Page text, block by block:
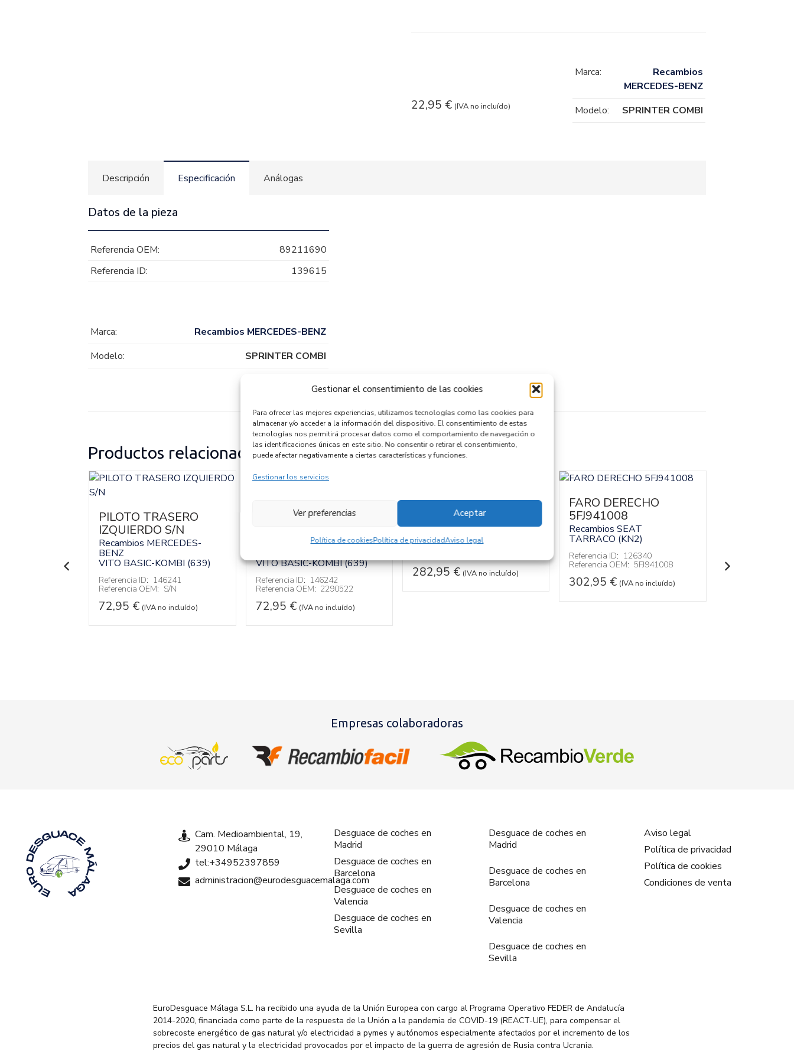
Gestionar el consentimiento de las cookies
Para ofrecer las mejores experiencias, utilizamos tecnologías como las cookies para
almacenar y/o acceder a la información del dispositivo. El consentimiento de estas
tecnologías nos permitirá procesar datos como el comportamiento de navegación o
las identificaciones únicas en este sitio. No consentir o retirar el consentimiento,
puede afectar negativamente a ciertas características y funciones.
Gestionar los servicios
Aceptar
Ver preferencias
Política de cookiesPolítica de privacidadAviso legal
22,95 € (IVA no incluído)
Marca:
Recambios
MERCEDES-BENZ
Modelo:
SPRINTER COMBI
Descripción Especificación Análogas
Datos de la pieza
Referencia OEM:
89211690
Referencia ID:
139615
Marca:
Recambios MERCEDES-BENZ
Modelo:
SPRINTER COMBI
Productos relacionados
PILOTO TRASERO
IZQUIERDO S/N
Recambios MERCEDES-
BENZ
VITO BASIC-KOMBI (639)
Referencia ID: 146241
Referencia OEM: S/N
72,95 € (IVA no incluído)
PILOTO TRASERO
Recambios MERCEDES-
VITO BASIC-KOMBI (639)
Referencia ID: 146242
Referencia OEM: 2290522
72,95 € (IVA no incluído)
FARO IZQUIERDO
39162653
Recambios OPELCORSA F
Referencia ID: 126339
282,95€ (IVA no incluído)
FARO DERECHO
5FJ941008
Recambios SEAT
TARRACO (KN2)
Referencia ID: 126340
Referencia OEM: 5FJ941008
302,95 € (IVA no incluído)
Empresas colaboradoras
Cam. Medioambiental, 19,
29010 Málaga
tel:+34952397859
administracion@eurodesguacemalaga.com
Desguace de coches en
Madrid
Desguace de coches en
Barcelona
Desguace de coches en
Valencia
Desguace de coches en
Sevilla
Desguace de coches en
Madrid
Desguace de coches en
Barcelona
Desguace de coches en
Valencia
Desguace de coches en
Sevilla
Aviso legal
Política de privacidad
Política de cookies
Condiciones de venta
EuroDesguace Málaga S.L. ha recibido una ayuda de la Unión Europea con cargo al Programa Operativo FEDER de Andalucía
2014-2020, financiada como parte de la respuesta de la Unión a la pandemia de COVID-19 (REACT-UE), para compensar el
sobrecoste energético de gas natural y/o electricidad a pymes y autónomos especialmente afectados por el incremento de los
precios del gas natural y la electricidad provocados por el impacto de la guerra de agresión de Rusia contra Ucrania.